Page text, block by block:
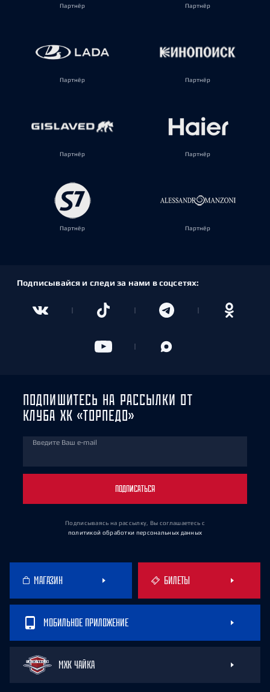
Партнёр Партнёр
Партнёр Партнёр
Партнёр Партнёр
Партнёр Партнёр
Подписывайся и следи за нами в соцсетях:
ПОДПИШИТЕСЬ НА РАССЫЛКИ ОТ
КЛУБА ХК «ТОРПЕДО»
Введите Ваш e-mail
ПОДПИСАТЬСЯ
Подписываясь на рассылку, Вы соглашаетесь с
политикой обработки персональных данных
МАГАЗИН БИЛЕТЫ
МОБИЛЬНОЕ ПРИЛОЖЕНИЕ
МХК ЧАЙКА